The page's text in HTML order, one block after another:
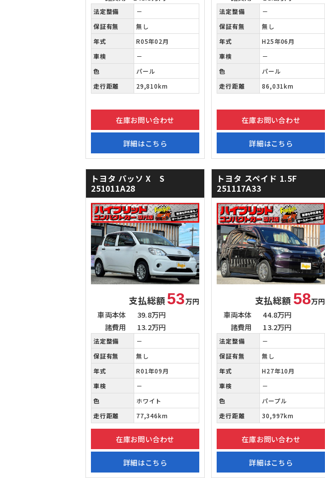
法定整備
－
保証有無
無し
年式
R05年02月
車検
－
色
パール
走行距離
29,810km
在庫お問い合わせ
詳細はこちら
法定整備
－
保証有無
無し
年式
H25年06月
車検
－
色
パール
走行距離
86,031km
在庫お問い合わせ
詳細はこちら
トヨタ パッソX S
251011A28
支払総額 53万円
車両本体
39.8万円
諸費用
13.2万円
法定整備
－
保証有無
無し
年式
R01年09月
車検
－
色
ホワイト
走行距離
77,346km
在庫お問い合わせ
詳細はこちら
トヨタ スペイド 1.5F
251117A33
支払総額 58万円
車両本体
44.8万円
諸費用
13.2万円
法定整備
－
保証有無
無し
年式
H27年10月
車検
－
色
パープル
走行距離
30,997km
在庫お問い合わせ
詳細はこちら